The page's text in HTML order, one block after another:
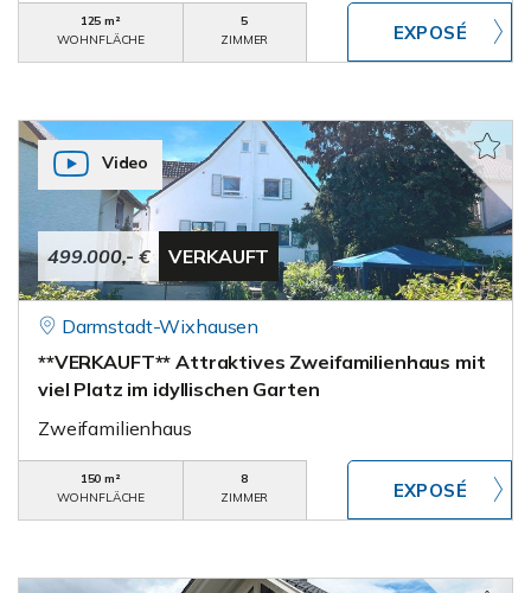
125 m²
WOHNFLÄCHE
5
ZIMMER
499.000,- € VERKAUFT
Video
Darmstadt-Wixhausen
**VERKAUFT** Attraktives Zweifamilienhaus mit
viel Platz im idyllischen Garten
Zweifamilienhaus
150 m²
WOHNFLÄCHE
8
ZIMMER